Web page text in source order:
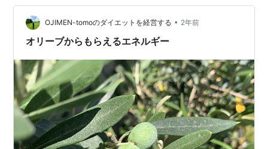
ーンをやっているようで。 鎌倉パスタ20周年も記念し…
本来12…OJIMEN-tomoのダイエットを経営する • 2年前
オリーブからもらえるエネルギー